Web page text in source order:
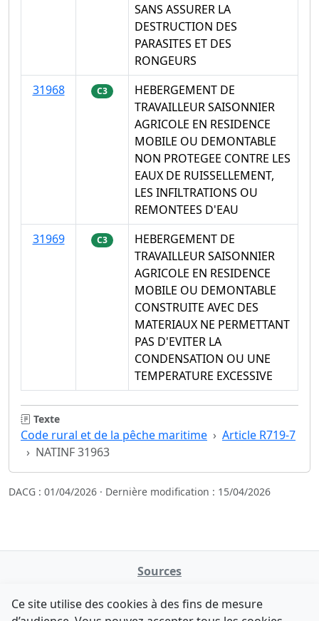
SANS ASSURER LA
DESTRUCTION DES
PARASITES ET DES
RONGEURS
31968
C3
HEBERGEMENT DE
TRAVAILLEUR SAISONNIER
AGRICOLE EN RESIDENCE
MOBILE OU DEMONTABLE
NON PROTEGEE CONTRE LES
EAUX DE RUISSELLEMENT,
LES INFILTRATIONS OU
REMONTEES D'EAU
31969
C3
HEBERGEMENT DE
TRAVAILLEUR SAISONNIER
AGRICOLE EN RESIDENCE
MOBILE OU DEMONTABLE
CONSTRUITE AVEC DES
MATERIAUX NE PERMETTANT
PAS D'EVITER LA
CONDENSATION OU UNE
TEMPERATURE EXCESSIVE
Texte
Code rural et de la pêche maritime
Article R719-7
NATINF 31963
DACG : 01/04/2026 · Dernière modification : 15/04/2026
Sources
data.gouv.fr
Ce site utilise des cookies à des fins de mesure